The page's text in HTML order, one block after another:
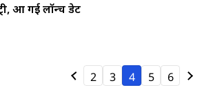
आ गई लॉन्च डेट
2 3 4 5 6